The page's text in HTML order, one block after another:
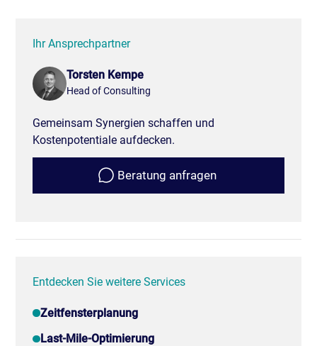
Ihr Ansprechpartner
Torsten Kempe
Head of Consulting
Gemeinsam Synergien schaffen und
Kostenpotentiale aufdecken.
Beratung anfragen
Entdecken Sie weitere Services
Zeitfensterplanung
Last-Mile-Optimierung